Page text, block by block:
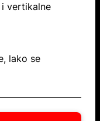
vertikalne
lako se